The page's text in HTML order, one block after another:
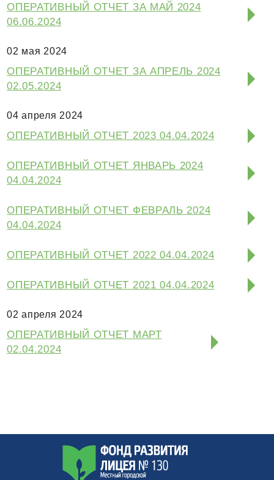
ОПЕРАТИВНЫЙ ОТЧЕТ ЗА МАЙ 2024
06.06.2024
02 мая 2024
ОПЕРАТИВНЫЙ ОТЧЕТ ЗА АПРЕЛЬ 2024
02.05.2024
04 апреля 2024
ОПЕРАТИВНЫЙ ОТЧЕТ 2023 04.04.2024
ОПЕРАТИВНЫЙ ОТЧЕТ ЯНВАРЬ 2024
04.04.2024
ОПЕРАТИВНЫЙ ОТЧЕТ ФЕВРАЛЬ 2024
04.04.2024
ОПЕРАТИВНЫЙ ОТЧЕТ 2022 04.04.2024
ОПЕРАТИВНЫЙ ОТЧЕТ 2021 04.04.2024
02 апреля 2024
ОПЕРАТИВНЫЙ ОТЧЕТ МАРТ
02.04.2024